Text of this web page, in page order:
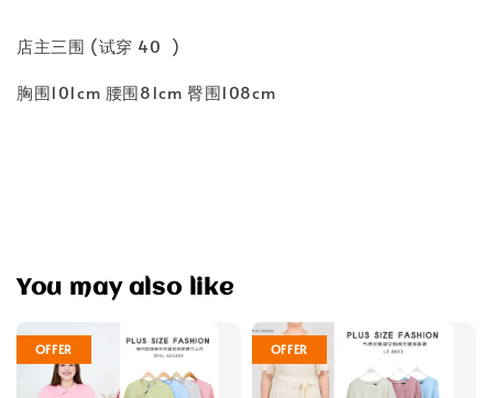
店主三围 (试穿 40 )
胸围101cm 腰围81cm 臀围108cm
You may also like
OFFER OFFER